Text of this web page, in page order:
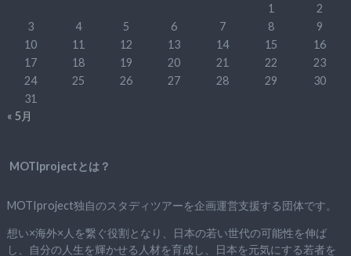
1
2
3
4 5 6 7 8
9
10
11 12 13 14 15
16
17
18 19 20 21 22
23
24
25 26 27 28 29
30
31
« 5月
MOTIprojectとは？
MOTIproject独自のスタディツアーを企画運営支援する団体です。
想い×海外×人を繋ぐ役割となり、日本の若い世代の可能性を伸ば
し、自分の人生を輝かせる人材を育成し、日本を元気にする若者を